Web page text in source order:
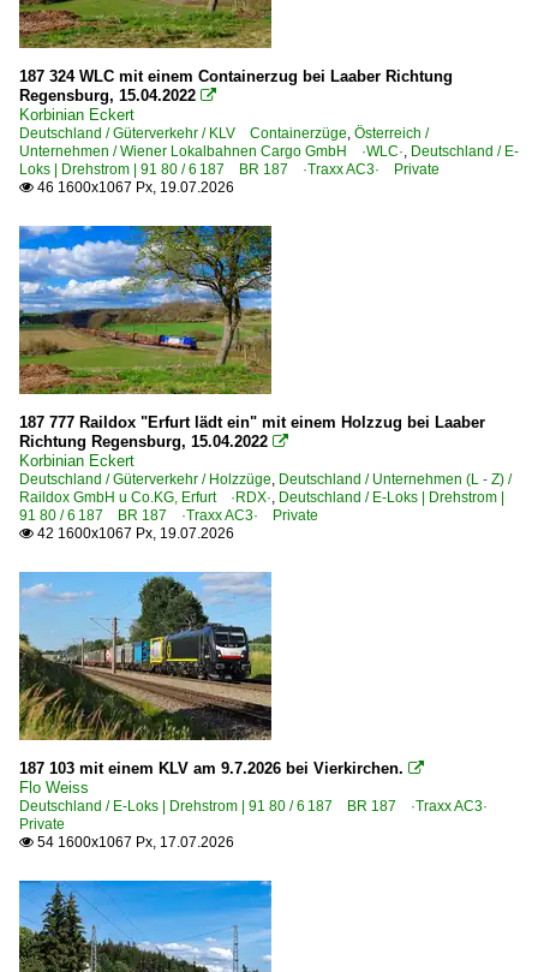
Stralsund-Rügendamm
Teutschenthal
Treuchtlingen
Ulm Hbf ·TQU R/F·
Völklingen
Weißenfels
Wilmersdorf (bei Angermünde)
Wismar
Würzburg Hbf ·NWH·
Zscherben
Bahntechnische Anlagen und Kunstbauten
Brücken und Kreuzungsbauwerke
Stellwerke
Scheinwerfer, Leuchten, Lampen
Dieselloks | 92 80
1 246 BR 246 ·Traxx DE·
1 266 BR 266 ·JT42CWR(M/-T1)· Class 66
1 271 BR 271 ·G 1000 BB·
4 185 ·DE 18·
E-Loks | Drehstrom | 91 80
6 145 BR 145 ·Traxx AC· Private
6 145 BR 145 ·Traxx AC· Werbeloks
6 182 BR 182 ·ES 64 U2· Private
187 324 WLC mit einem Containerzug bei Laaber Richtung
Regensburg, 15.04.2022 
Korbinian Eckert
Deutschland / Güterverkehr / KLV Containerzüge, Österreich /
Unternehmen / Wiener Lokalbahnen Cargo GmbH ·WLC·, Deutschland / E-
Loks | Drehstrom | 91 80 / 6 187 BR 187 ·Traxx AC3· Private
 46 1600x1067 Px, 19.07.2026
187 777 Raildox "Erfurt lädt ein" mit einem Holzzug bei Laaber
Richtung Regensburg, 15.04.2022 
Korbinian Eckert
Deutschland / Güterverkehr / Holzzüge, Deutschland / Unternehmen (L - Z) /
Raildox GmbH u Co.KG, Erfurt ·RDX·, Deutschland / E-Loks | Drehstrom |
91 80 / 6 187 BR 187 ·Traxx AC3· Private
 42 1600x1067 Px, 19.07.2026
187 103 mit einem KLV am 9.7.2026 bei Vierkirchen. 
Flo Weiss
Deutschland / E-Loks | Drehstrom | 91 80 / 6 187 BR 187 ·Traxx AC3·
Private
 54 1600x1067 Px, 17.07.2026